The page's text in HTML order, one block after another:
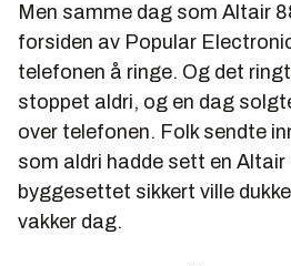
Men samme dag som Altair
forsiden av Popular
telefonen å ringe. Og det
stoppet aldri, og en dag
over telefonen. Folk sendte
som aldri hadde sett en
byggesettet sikkert ville
vakker dag.